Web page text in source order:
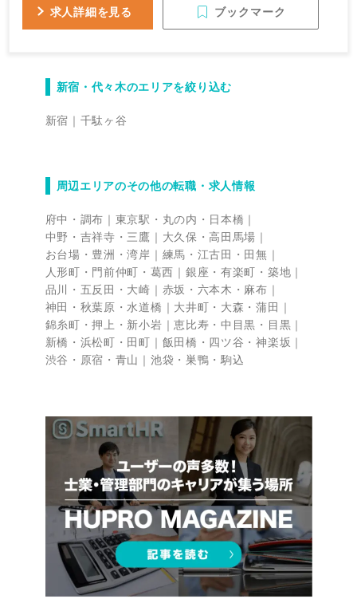
理部門でゆくゆくはマネージャーへとステップアッ
し、現場目線で、でも本社として上場企業グループ
ます。 〇泥臭い地道な仕事に積極的に取り組んで
汗を流していただけると嬉しいです。
求人詳細を見る ブックマーク
新宿・代々木のエリアを絞り込む
新宿 千駄ヶ谷
周辺エリアのその他の転職・求人情報
府中・調布
東京駅・丸の内・日本橋
中野・吉祥寺・三鷹
大久保・高田馬場
お台場・豊洲・湾岸
練馬・江古田・田無
人形町・門前仲町・葛西
銀座・有楽町・築地
品川・五反田・大崎
赤坂・六本木・麻布
神田・秋葉原・水道橋
大井町・大森・蒲田
錦糸町・押上・新小岩
恵比寿・中目黒・目黒
新橋・浜松町・田町
飯田橋・四ツ谷・神楽坂
渋谷・原宿・青山
池袋・巣鴨・駒込